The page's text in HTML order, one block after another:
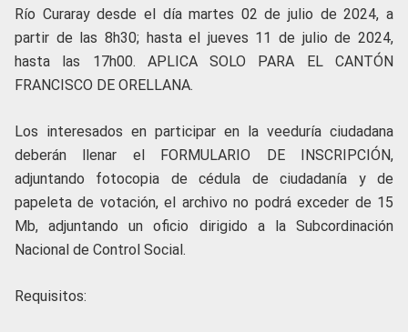
Río Curaray desde el día martes 02 de julio de 2024, a
partir de las 8h30; hasta el jueves 11 de julio de 2024,
hasta las 17h00. APLICA SOLO PARA EL CANTÓN
FRANCISCO DE ORELLANA.
Los interesados en participar en la veeduría ciudadana
deberán llenar el FORMULARIO DE INSCRIPCIÓN,
adjuntando fotocopia de cédula de ciudadanía y de
papeleta de votación, el archivo no podrá exceder de 15
Mb, adjuntando un oficio dirigido a la Subcordinación
Nacional de Control Social.
Requisitos: